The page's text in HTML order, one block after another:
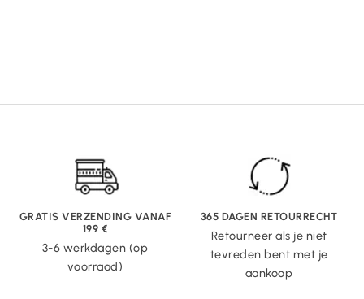
GRATIS VERZENDING VANAF
199 €
3-6 werkdagen (op
voorraad)
365 DAGEN RETOURRECHT
Retourneer als je niet
tevreden bent met je
aankoop